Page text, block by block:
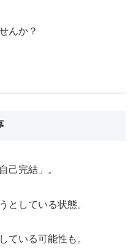
んか？
己完結」。
としている状態。
ている可能性も。